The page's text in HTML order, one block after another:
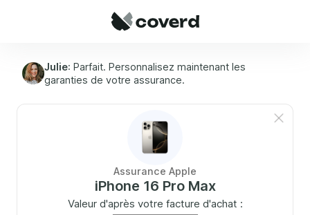
Julie: Parfait. Personnalisez maintenant les
garanties de votre assurance.
Assurance Apple
iPhone 16 Pro Max
Valeur d'après votre facture d'achat :
Panneau de gestion des cookies